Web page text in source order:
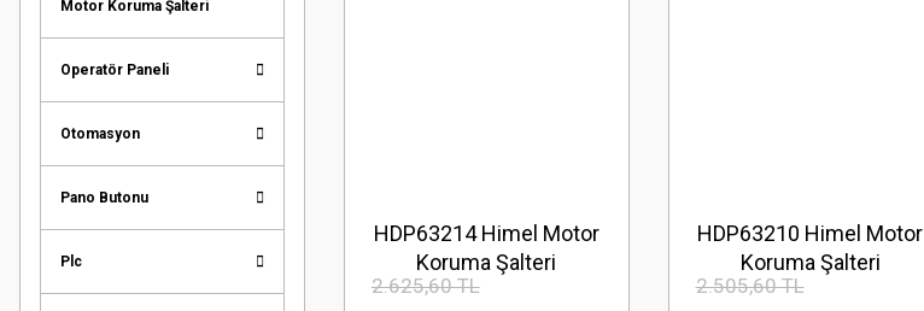
Motor Koruma Şalteri
Operatör Paneli
Otomasyon
Pano Butonu
Plc
HDP63214 Himel Motor
Koruma Şalteri
2.625,60 TL
HDP63210 Himel Motor
Koruma Şalteri
2.505,60 TL